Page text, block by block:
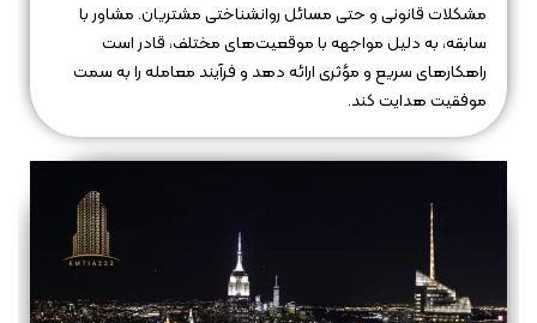
مشکلات قانونی و حتی مسائل روانشناختی مشتریان. مشاور با
سابقه، به دلیل مواجهه با موقعیت‌های مختلف، قادر است
راهکارهای سریع و مؤثری ارائه دهد و فرآیند معامله را به سمت
موفقیت هدایت کند.